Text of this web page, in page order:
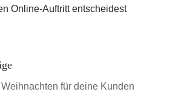
Online-Auftritt entscheidest
für deine Kunden